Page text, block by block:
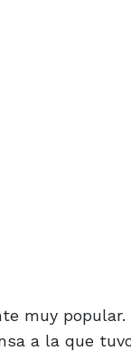
muy
a la que